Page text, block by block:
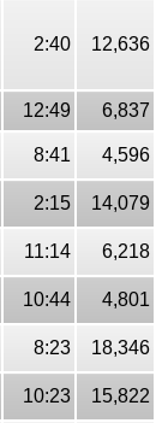
2:40 12,636
12:49
6,837
8:41
4,596
2:15
14,079
11:14
6,218
10:44
4,801
8:23
18,346
10:23
15,822